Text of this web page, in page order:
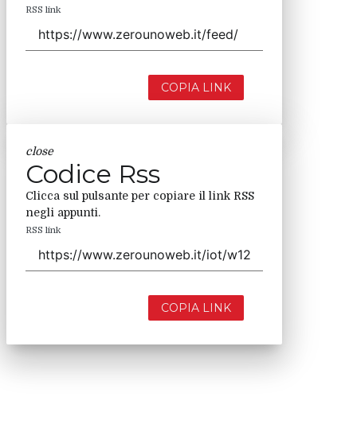
RSS link
COPIA LINK
close
Codice Rss
Clicca sul pulsante per copiare il link RSS
negli appunti.
RSS link
COPIA LINK